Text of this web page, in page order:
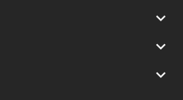


